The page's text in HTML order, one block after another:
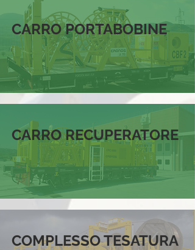
CARRO PORTABOBINE
CARRO RECUPERATORE
COMPLESSO TESATURA